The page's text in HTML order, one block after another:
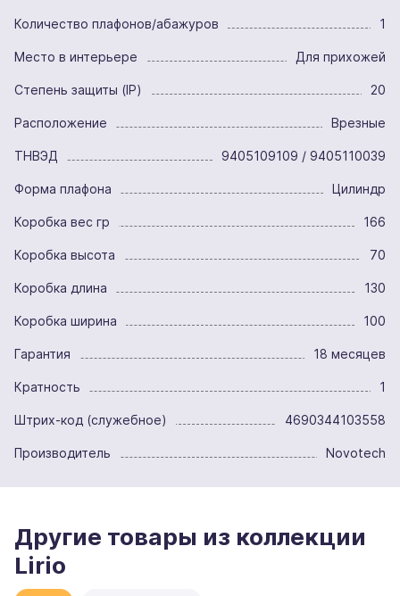
Количество плафонов/абажуров 1
Место в интерьере Для прихожей
Степень защиты (IP) 20
Расположение Врезные
ТНВЭД 9405109109 / 9405110039
Форма плафона Цилиндр
Коробка вес гр 166
Коробка высота 70
Коробка длина 130
Коробка ширина 100
Гарантия 18 месяцев
Кратность 1
Штрих-код (служебное) 4690344103558
Производитель Novotech
Другие товары из коллекции
Lirio